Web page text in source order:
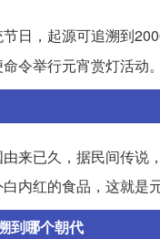
日，起源可追溯到
令举行元宵赏灯活动。
来已久，据民间传说
内红的食品，这就是
到哪个朝代